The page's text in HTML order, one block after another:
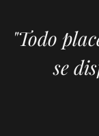
"Todo
se